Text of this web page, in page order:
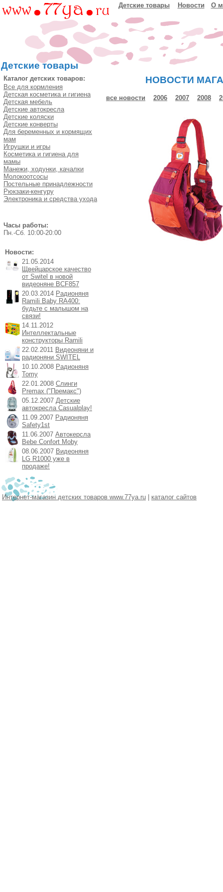
Детские товары
Детские товары Новости О
Каталог детских товаров:
Все для кормления
Детская косметика и гигиена
Детская мебель
Детские автокресла
Детские коляски
Детские конверты
Для беременных и кормящих
мам
Игрушки и игры
Косметика и гигиена для
мамы
Манежи, ходунки, качалки
Молокоотсосы
Постельные принадлежности
Рюкзаки-кенгуру
Электроника и средства ухода
Часы работы:
Пн.-Cб. 10:00-20:00
Новости:
21.05.2014
Щвейцарское качество
от Switel в новой
видеоняне BCF857
20.03.2014 Радионяня
Ramili Baby RA400:
будьте с малышом на
связи!
14.11.2012
Интеллектальные
конструкторы Ramili
22.02.2011 Видеоняни и
радионяни SWITEL
10.10.2008 Радионяня
Tomy
22.01.2008 Слинги
Premax ("Премакс")
05.12.2007 Детские
автокресла Casualplay!
11.09.2007 Радионяня
Safety1st
11.06.2007 Автокерсла
Bebe Confort Moby
08.06.2007 Видеоняня
LG R1000 уже в
продаже!
НОВОСТИ
все новости 2006 2007 2008
Интернет-магазин детских товаров www.77ya.ru каталог сайтов